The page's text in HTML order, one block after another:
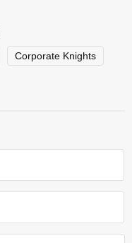
Corporate Knights